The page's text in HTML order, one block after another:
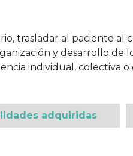
trasladar al paciente al
y desarrollo de
individual, colectiva o
adquiridas